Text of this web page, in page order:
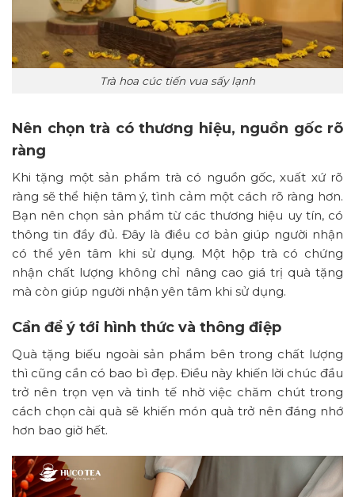
Trà hoa cúc tiến vua sấy lạnh
Nên chọn trà có thương hiệu, nguồn gốc rõ
ràng
Khi tặng một sản phẩm trà có nguồn gốc, xuất xứ rõ
ràng sẽ thể hiện tâm ý, tình cảm một cách rõ ràng hơn.
Bạn nên chọn sản phẩm từ các thương hiệu uy tín, có
thông tin đầy đủ. Đây là điều cơ bản giúp người nhận
có thể yên tâm khi sử dụng. Một hộp trà có chứng
nhận chất lượng không chỉ nâng cao giá trị quà tặng
mà còn giúp người nhận yên tâm khi sử dụng.
Cần để ý tới hình thức và thông điệp
Quà tặng biếu ngoài sản phẩm bên trong chất lượng
thì cũng cần có bao bì đẹp. Điều này khiến lời chúc đầu
trở nên trọn vẹn và tinh tế nhờ việc chăm chút trong
cách chọn cài quà sẽ khiến món quà trở nên đáng nhớ
hơn bao giờ hết.